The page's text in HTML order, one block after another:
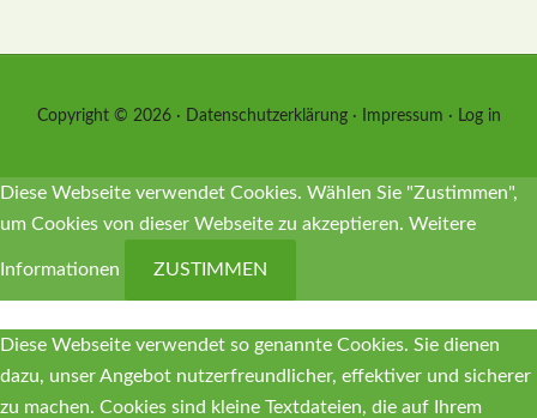
Copyright © 2026 · Datenschutzerklärung· Impressum · Log in
Diese Webseite verwendet Cookies. Wählen Sie "Zustimmen",
um Cookies von dieser Webseite zu akzeptieren. Weitere
Informationen ZUSTIMMEN
Diese Webseite verwendet so genannte Cookies. Sie dienen
dazu, unser Angebot nutzerfreundlicher, effektiver und sicherer
zu machen. Cookies sind kleine Textdateien, die auf Ihrem